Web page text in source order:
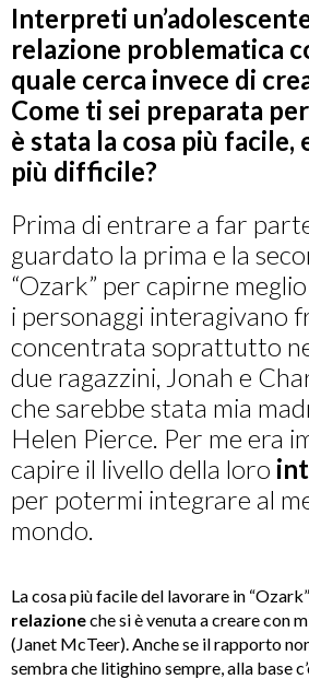
Interpreti
relazione problematica
quale cerca invece di
Come ti sei preparata
è stata la cosa più facile,
più difficile?
Prima di entrare a far
guardato la prima e la
“Ozark” per capirne
i personaggi interagivano
concentrata soprattutto
due ragazzini, Jonah e
che sarebbe stata mia
Helen Pierce. Per me era
capire il livello della loro
per potermi integrare al
mondo.
La cosa più facile del lavorare in
relazioneche si è venuta a creare con
(Janet McTeer). Anche se il rapporto
sembra che litighino sempre, alla base